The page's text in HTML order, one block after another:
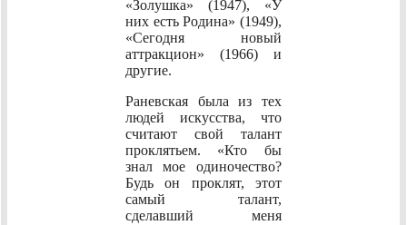
«Золушка» (1947), «У
них есть Родина» (1949),
«Сегодня новый
аттракцион» (1966) и
другие.
Раневская была из тех
людей искусства, что
считают свой талант
проклятьем. «Кто бы
знал мое одиночество?
Будь он проклят, этот
самый талант,
сделавший меня